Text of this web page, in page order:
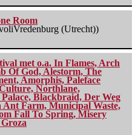
Room
(Utrecht))
met o.a. In Flames, Arch
Of God, Alestorm, The
Amorphis, Paleface
Northlane,
Blackbraid, Der Weg
Farm, Municipal Waste,
Fall To Spring, Misery